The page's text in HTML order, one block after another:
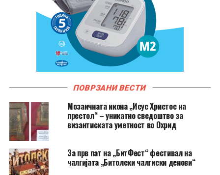
ПОВРЗАНИ ВЕСТИ
Мозаичната икона „Исус Христос на
престол“ – уникатно сведоштво за
византиската уметност во Охрид
За прв пат на „БитФест“ фестивал на
чалгијата „Битолски чалгиски денови“